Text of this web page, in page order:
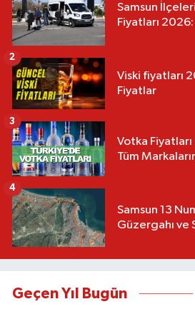
Samsun İlçeleri
Fiyatları
Viski fiyatları
Fiyatlar
2
Votka
Tüm
3
Samsun 13
Güzergahı
4
Geçen Yıl Bugün